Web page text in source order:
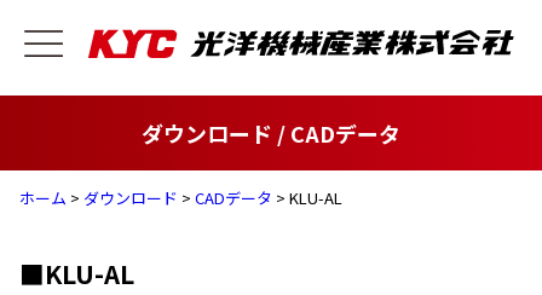
ダウンロード / CADデータ
ホーム > ダウンロード > CADデータ > KLU-AL
■KLU-AL